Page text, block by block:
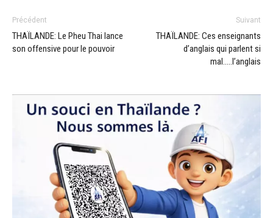
Précédent
THAÏLANDE: Le Pheu Thai lance
son offensive pour le pouvoir
Suivant
THAÏLANDE: Ces enseignants
d’anglais qui parlent si
mal…..l’anglais